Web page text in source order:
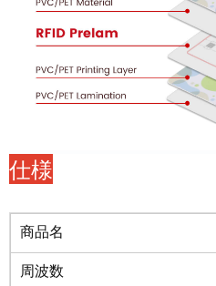
仕様
商品名
周波数